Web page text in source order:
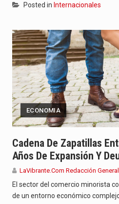
Posted in Internacionales
ECONOMIA
Cadena De Zapatillas
Años De Expansión Y
LaVibrante.Com Redacción General
El sector del comercio minorista
de un entorno económico complejo